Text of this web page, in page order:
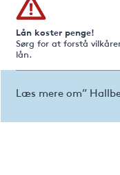
Lån koster penge!
Sørg for at forstå
lån.
Læs mere om”